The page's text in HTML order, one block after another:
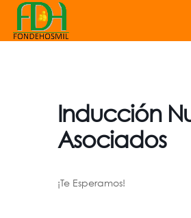
Inducción
Asociados
¡Te Esperamos!